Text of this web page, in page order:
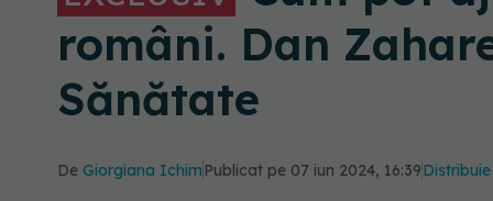
români. Dan
Sănătate
De Giorgiana Ichim Publicat pe 07 iun 2024, 16:39